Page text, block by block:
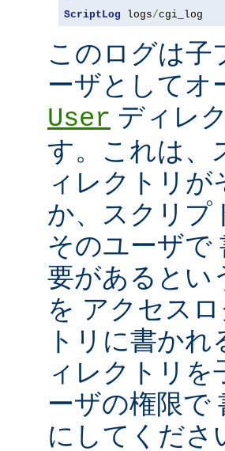
ScriptLog logs/cgi_log
このログは子
ーザとして
User ディレ
す。これは、
ィレクトリが
か、スクリプ
そのユーザで
要があるとい
を アクセス
トリに書か
ィレクトリ
ーザの権限で
にしてくださ